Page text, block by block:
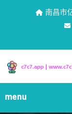
南昌市